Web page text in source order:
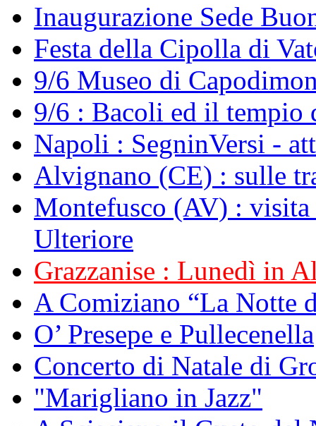
Inaugurazione Sede
Festa della Cipolla di
9/6 Museo di
9/6 : Bacoli ed il tempio
Napoli : SegninVersi -
Alvignano (CE) : sulle
Montefusco (AV) :
Ulteriore
Grazzanise : Lunedì in
A Comiziano “La Notte
O’ Presepe e Pullecenella
Concerto di Natale di
"Marigliano in Jazz"